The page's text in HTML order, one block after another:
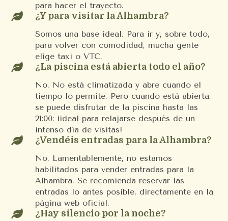
para hacer el trayecto.
 ¿Y para visitar la Alhambra?
Somos una base ideal. Para ir y, sobre todo,
para volver con comodidad, mucha gente
elige taxi o VTC.
 ¿La piscina está abierta todo el año?
No. No está climatizada y abre cuando el
tiempo lo permite. Pero cuando está abierta,
se puede disfrutar de la piscina hasta las
21:00: ¡ideal para relajarse después de un
intenso día de visitas!
 ¿Vendéis entradas para la Alhambra?
No. Lamentablemente, no estamos
habilitados para vender entradas para la
Alhambra. Se recomienda reservar las
entradas lo antes posible, directamente en la
página web oficial.
 ¿Hay silencio por la noche?